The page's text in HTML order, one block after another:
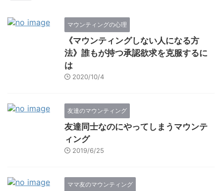
マウンティングの心理
《マウンティングしない人になる方
法》誰もが持つ承認欲求を克服するに
は
2020/10/4
友達のマウンティング
友達同士なのにやってしまうマウンテ
ィング
2019/6/25
ママ友のマウンティング